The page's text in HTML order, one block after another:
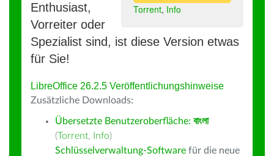
Torrent, Info
Enthusiast,
Vorreiter oder
Spezialist sind, ist diese Version etwas
für Sie!
LibreOffice 26.2.5 Veröffentlichungshinweise
Zusätzliche Downloads:
Übersetzte Benutzeroberfläche: বাংলা
(Torrent, Info)
Schlüsselverwaltung-Software für die neue